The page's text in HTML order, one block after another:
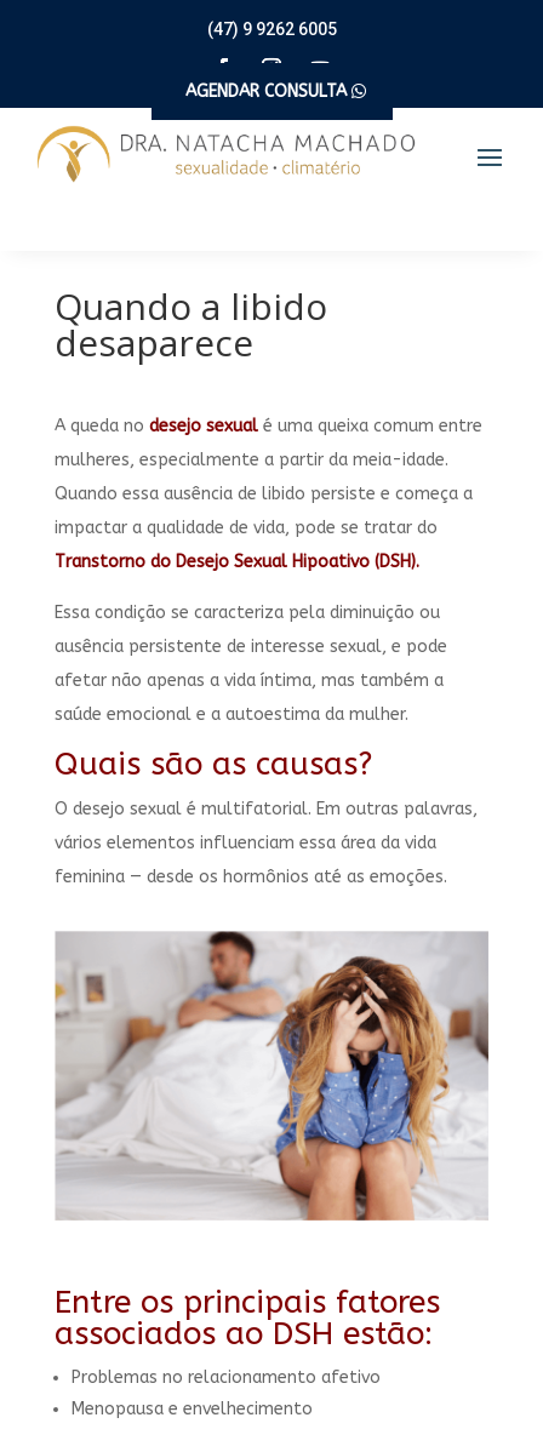
(47) 9 9262 6005
AGENDAR CONSULTA
Quando a libido
desaparece
A queda no desejo sexual é uma queixa comum entre
mulheres, especialmente a partir da meia-idade.
Quando essa ausência de libido persiste e começa a
impactar a qualidade de vida, pode se tratar do
Transtorno do Desejo Sexual Hipoativo (DSH).
Essa condição se caracteriza pela diminuição ou
ausência persistente de interesse sexual, e pode
afetar não apenas a vida íntima, mas também a
saúde emocional e a autoestima da mulher.
Quais são as causas?
O desejo sexual é multifatorial. Em outras palavras,
vários elementos influenciam essa área da vida
feminina — desde os hormônios até as emoções.
Entre os principais fatores
associados ao DSH estão:
Problemas no relacionamento afetivo
Menopausa e envelhecimento